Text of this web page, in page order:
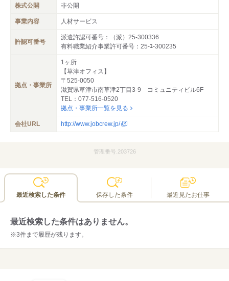
株式公開 非公開
事業内容 人材サービス
許認可番号
派遣許認可番号：（派）25-300336
有料職業紹介事業許可番号：25‐ﾕ‐300235
拠点・事業所
1ヶ所
【草津オフィス】
〒525-0050
滋賀県草津市南草津2丁目3-9 コミュニティビル6F
TEL：077-516-0520
拠点・事業所一覧を見る
会社URL http://www.jobcrew.jp/
管理番号.203726
最近検索した条件 保存した条件 最近見たお仕事
最近検索した条件はありません。
※3件まで履歴が残ります。